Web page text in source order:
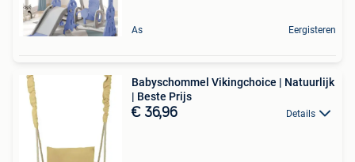
As Eergisteren
Babyschommel Vikingchoice | Natuurlijk
| Beste Prijs
€ 36,96 Details